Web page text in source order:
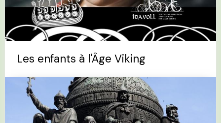
Les enfants à l'Âge Viking